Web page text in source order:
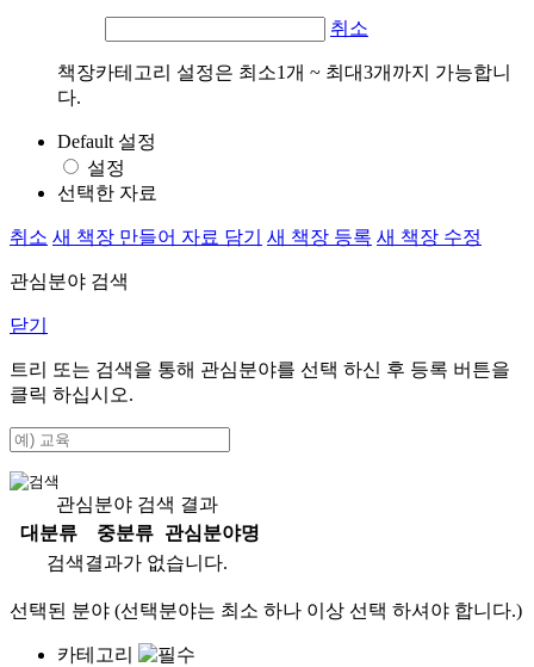
취소
책장카테고리 설정은 최소1개 ~ 최대3개까지 가능합니
다.
Default 설정
설정
선택한 자료
취소 새 책장 만들어 자료 담기 새 책장 등록 새 책장 수정
관심분야 검색
닫기
트리 또는 검색을 통해 관심분야를 선택 하신 후 등록 버튼을
클릭 하십시오.
관심분야 검색 결과
대분류
중분류
관심분야명
검색결과가 없습니다.
선택된 분야 (선택분야는 최소 하나 이상 선택 하셔야 합니다.)
카테고리